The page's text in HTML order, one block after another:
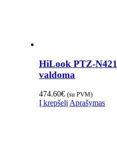
HiLook PTZ-
valdoma
474.60€ (su PVM)
Į krepšelį Aprašymas